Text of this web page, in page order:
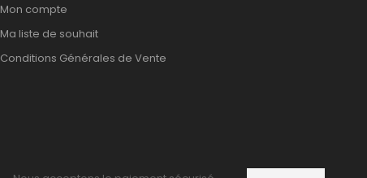
Mon compte
Ma liste de souhait
Conditions Générales de Vente